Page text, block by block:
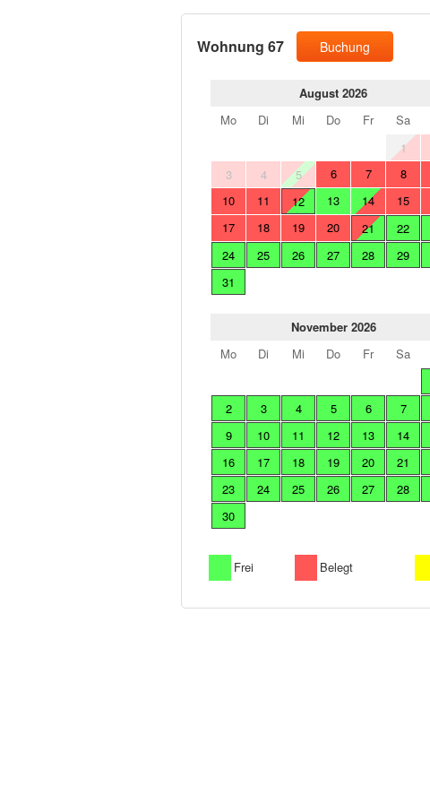
Wohnung 67 Buchung
August 2026
Mo
Di Mi Do Fr Sa
1
3
4 5 6 7 8
10
11 12 13 14 15
17
18 19 20 21 22
24
25 26 27 28 29
31
November 2026
Mo
Di Mi Do Fr Sa
2
3 4 5 6 7
9
10 11 12 13 14
16
17 18 19 20 21
23
24 25 26 27 28
30
Frei Belegt